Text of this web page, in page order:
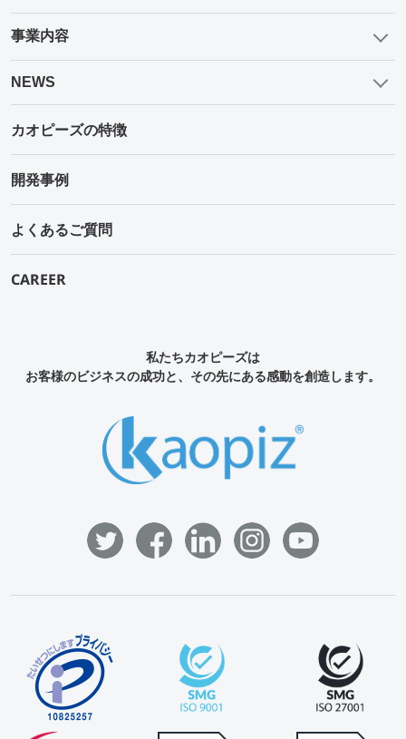
事業内容
NEWS
カオピーズの特徴
開発事例
よくあるご質問
CAREER
私たちカオピーズは
お客様のビジネスの成功と、その先にある感動を創造します。